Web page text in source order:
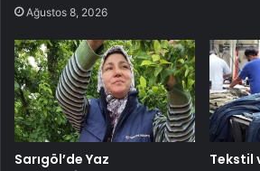
Ağustos 8, 2026
Sarıgöl’de Yaz
Tekstil